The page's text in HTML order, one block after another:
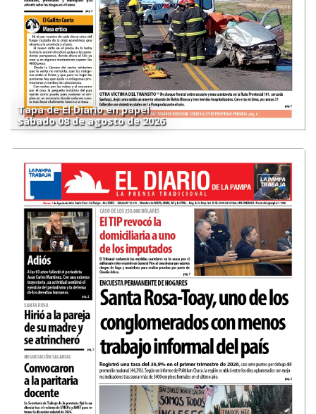
Tapa de El Diario en papel
sábado 08 de agosto de 2026